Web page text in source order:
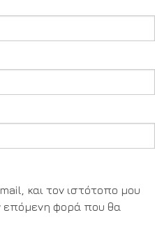
και τον ιστότοπο μου
επόμενη φορά που θα